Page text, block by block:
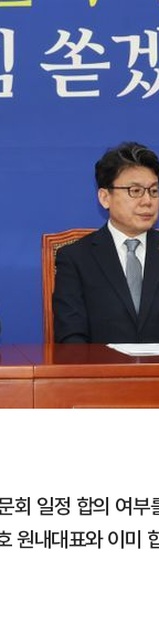
회 일정 합의 여부
원내대표와 이미